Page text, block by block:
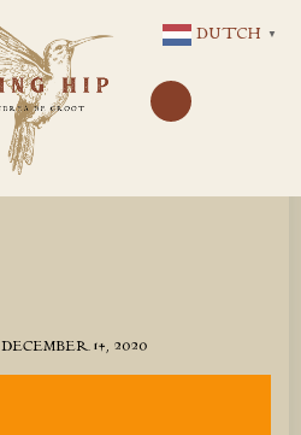
NAAR
DE
INHOUD
DECEMBER 14, 2020
DUTCH ▼